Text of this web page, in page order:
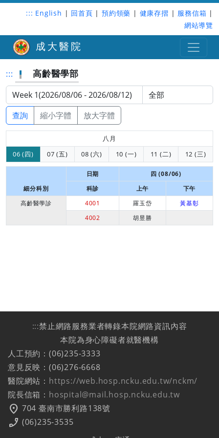
::: English | 回首頁 | 預約領藥 | 健康存摺 | 服務信箱 |
網站導覽
成大醫院
::: 高齡醫學部
查詢 縮小字體 放大字體
八月
06 (四)
07 (五) 08 (六) 10 (一) 11 (二) 12 (三)
細分科別
日期
四 (08/06)
科診
上午
下午
高齡醫學診
4001 羅玉岱
黃基彰
4002
胡昱勝
:::禁止網路服務業者轉錄本院網路資訊內容
本院為身心障礙者就醫機構
人工預約：(06)235-3333
意見反映：(06)276-6668
醫院網站： https://web.hosp.ncku.edu.tw/nckm/
院長信箱： hospital@mail.hosp.ncku.edu.tw
location_on 704 臺南市勝利路138號
phone_enabled (06)235-3535